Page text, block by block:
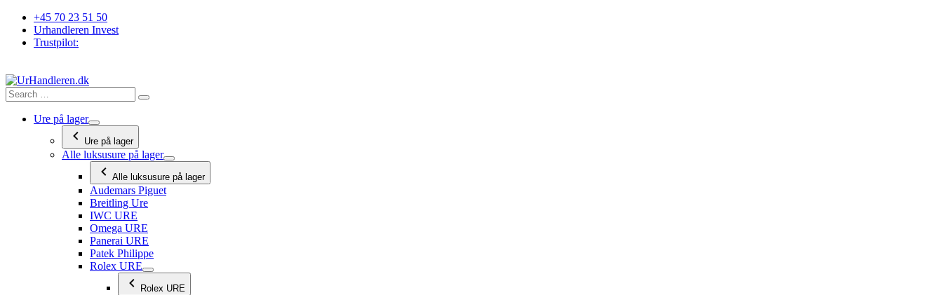
Videre
indhold
+45 70 23 51 50
Urhandleren Invest
Trustpilot:
Ure på lager
Ure på lager
Alle luksusure på lager
Alle luksusure på lager
Audemars Piguet
Breitling Ure
IWC URE
Omega URE
Panerai URE
Patek Philippe
Rolex URE
Rolex URE